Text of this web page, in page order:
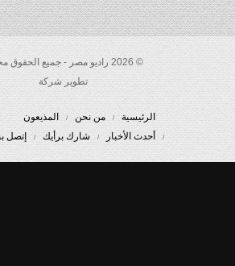
© 2026 راديو مصر - جميع الحقوق محفوظة. |
تطوير شركة
الرئيسية من نحن
المذيعون
أحدث الأخبار
شارك برأيك إتصل بنا